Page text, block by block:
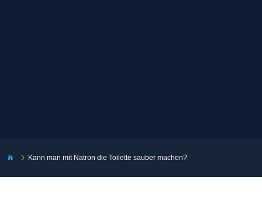
 5 Kann man mit Natron die Toilette sauber machen?